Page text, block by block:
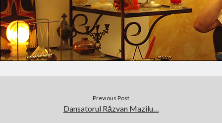
Previous Post
Dansatorul Răzvan Mazilu…